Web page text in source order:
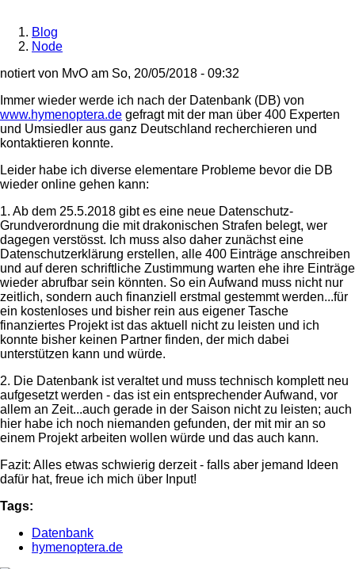
Breadcrumb
Blog
Node
notiert von MvO am So, 20/05/2018 - 09:32
Immer wieder werde ich nach der Datenbank (DB) von
www.hymenoptera.de gefragt mit der man über 400 Experten
und Umsiedler aus ganz Deutschland recherchieren und
kontaktieren konnte.
Leider habe ich diverse elementare Probleme bevor die DB
wieder online gehen kann:
1. Ab dem 25.5.2018 gibt es eine neue Datenschutz-
Grundverordnung die mit drakonischen Strafen belegt, wer
dagegen verstösst. Ich muss also daher zunächst eine
Datenschutzerklärung erstellen, alle 400 Einträge anschreiben
und auf deren schriftliche Zustimmung warten ehe ihre Einträge
wieder abrufbar sein könnten. So ein Aufwand muss nicht nur
zeitlich, sondern auch finanziell erstmal gestemmt werden...für
ein kostenloses und bisher rein aus eigener Tasche
finanziertes Projekt ist das aktuell nicht zu leisten und ich
konnte bisher keinen Partner finden, der mich dabei
unterstützen kann und würde.
2. Die Datenbank ist veraltet und muss technisch komplett neu
aufgesetzt werden - das ist ein entsprechender Aufwand, vor
allem an Zeit...auch gerade in der Saison nicht zu leisten; auch
hier habe ich noch niemanden gefunden, der mit mir an so
einem Projekt arbeiten wollen würde und das auch kann.
Fazit: Alles etwas schwierig derzeit - falls aber jemand Ideen
dafür hat, freue ich mich über Input!
Tags:
Datenbank
hymenoptera.de